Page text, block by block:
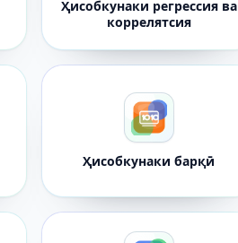
Ҳисобкунаки регрессия ва
коррелятсия
Ҳисобкунаки барқӣ